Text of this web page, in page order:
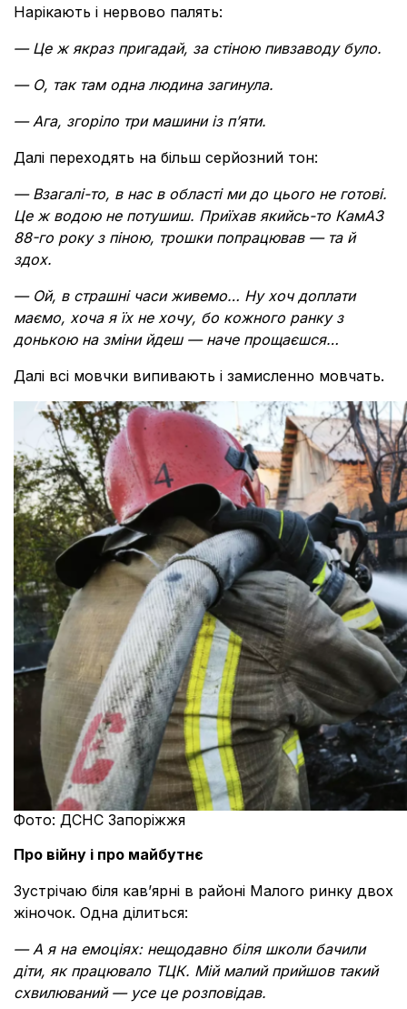
Нарікають і нервово палять:
— Це ж якраз пригадай, за стіною пивзаводу було.
— О, так там одна людина загинула.
— Ага, згоріло три машини із п’яти.
Далі переходять на більш серйозний тон:
— Взагалі-то, в нас в області ми до цього не готові.
Це ж водою не потушиш. Приїхав якийсь-то КамАЗ
88-го року з піною, трошки попрацював — та й
здох.
— Ой, в страшні часи живемо… Ну хоч доплати
маємо, хоча я їх не хочу, бо кожного ранку з
донькою на зміни йдеш — наче прощаєшся…
Далі всі мовчки випивають і замисленно мовчать.
Фото: ДСНС Запоріжжя
Про війну і про майбутнє
Зустрічаю біля кав’ярні в районі Малого ринку двох
жіночок. Одна ділиться:
— А я на емоціях: нещодавно біля школи бачили
діти, як працювало ТЦК. Мій малий прийшов такий
схвилюваний — усе це розповідав.